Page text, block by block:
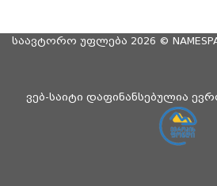
საავტორო უფლება 2026 ©
ვებ-საიტი დაფინანსებულია